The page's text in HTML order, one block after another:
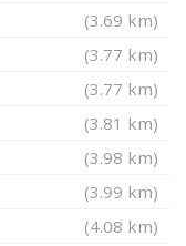
(3.69 km)
(3.77 km)
(3.77 km)
(3.81 km)
(3.98 km)
(3.99 km)
(4.08 km)